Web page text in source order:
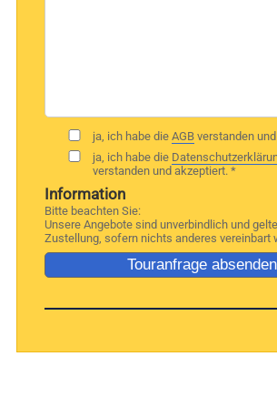
ja, ich habe dieAGB verstanden
ja, ich habe die
verstanden und akzeptiert. *
Information
Bitte beachten Sie:
Unsere Angebote sind unverbindlich und
Zustellung, sofern nichts anderes vereinbart